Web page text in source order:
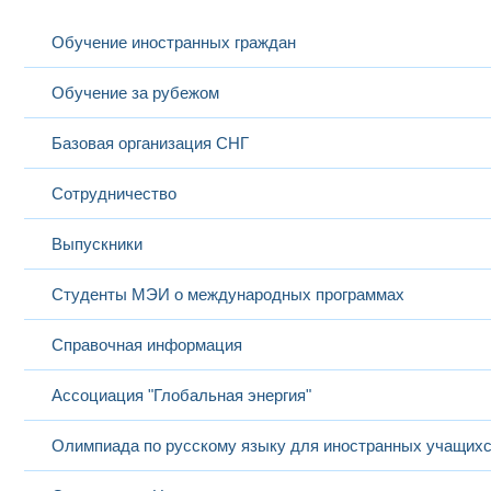
Обучение иностранных граждан
Обучение за рубежом
Базовая организация СНГ
Сотрудничество
Выпускники
Студенты МЭИ о международных программах
Справочная информация
Ассоциация "Глобальная энергия"
Олимпиада по русскому языку для иностранных